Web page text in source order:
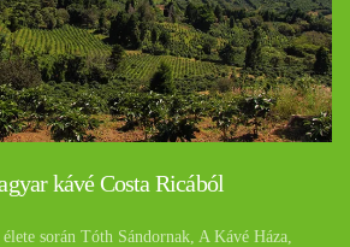
kávé Costa Ricából
során Tóth Sándornak, A Kávé Háza,